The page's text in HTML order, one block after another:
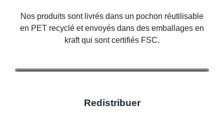
Nos produits sont livrés dans un pochon réutilisable
en PET recyclé et envoyés dans des emballages en
kraft qui sont certifiés FSC.
Redistribuer